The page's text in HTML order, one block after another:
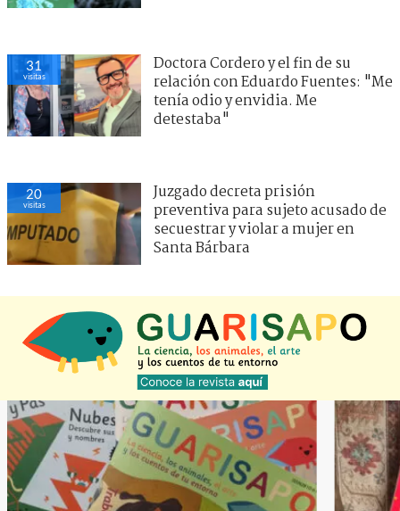
31
visitas
Doctora Cordero y el fin de su
relación con Eduardo Fuentes: "Me
tenía odio y envidia. Me
detestaba"
20
visitas
Juzgado decreta prisión
preventiva para sujeto acusado de
secuestrar y violar a mujer en
Santa Bárbara